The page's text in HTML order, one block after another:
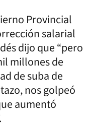
Provincial
salarial
dijo que “pero
millones de
de suba de
nos golpeó
aumentó